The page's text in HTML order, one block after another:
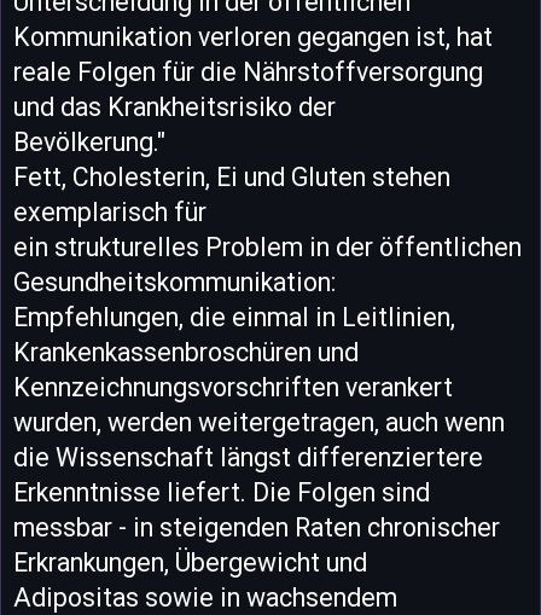
Kommunikation verloren gegangen ist, hat
reale Folgen für die Nährstoffversorgung
und das Krankheitsrisiko der
Bevölkerung."
Fett, Cholesterin, Ei und Gluten stehen
exemplarisch für
ein strukturelles Problem in der öffentlichen
Gesundheitskommunikation:
Empfehlungen, die einmal in Leitlinien,
Krankenkassenbroschüren und
Kennzeichnungsvorschriften verankert
wurden, werden weitergetragen, auch wenn
die Wissenschaft längst differenziertere
Erkenntnisse liefert. Die Folgen sind
messbar - in steigenden Raten chronischer
Erkrankungen, Übergewicht und
Adipositas sowie in wachsendem